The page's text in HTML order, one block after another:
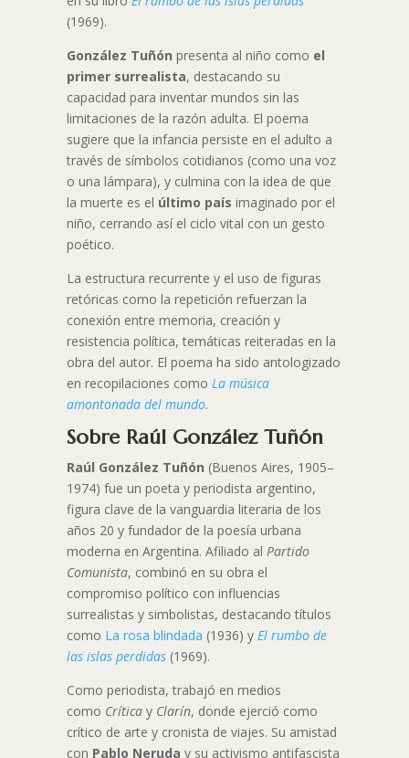
(1969).
González Tuñón presenta al niño como el
primer surrealista, destacando su
capacidad para inventar mundos sin las
limitaciones de la razón adulta. El poema
sugiere que la infancia persiste en el adulto a
través de símbolos cotidianos (como una voz
o una lámpara), y culmina con la idea de que
la muerte es el último país imaginado por el
niño, cerrando así el ciclo vital con un gesto
poético.
La estructura recurrente y el uso de figuras
retóricas como la repetición refuerzan la
conexión entre memoria, creación y
resistencia política, temáticas reiteradas en la
obra del autor. El poema ha sido antologizado
en recopilaciones como La música
amontonada del mundo.
Sobre Raúl González Tuñón
Raúl González Tuñón (Buenos Aires, 1905–
1974) fue un poeta y periodista argentino,
figura clave de la vanguardia literaria de los
años 20 y fundador de la poesía urbana
moderna en Argentina. Afiliado al Partido
Comunista, combinó en su obra el
compromiso político con influencias
surrealistas y simbolistas, destacando títulos
como La rosa blindada (1936) y El rumbo de
las islas perdidas(1969).
Como periodista, trabajó en medios
como Críticay Clarín, donde ejerció como
crítico de arte y cronista de viajes. Su amistad
con Pablo Neruda y su activismo antifascista